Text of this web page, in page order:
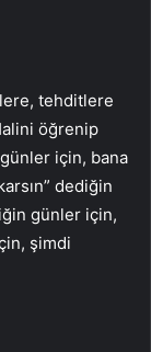
tehditlere
öğrenip
için, bana
dediğin
günler için,
şimdi